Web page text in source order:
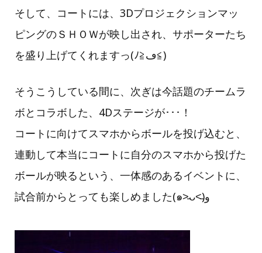
そして、コートには、3Dプロジェクションマッ
ピングのＳＨＯＷが映し出され、サポーターたち
を盛り上げてくれますっ(ﾉ≧ڡ≦)
そうこうしている間に、次ぎは今話題のチームラ
ボとコラボした、4Dステージが･･･！
コートに向けてスマホからボールを投げ込むと、
連動して本当にコートに自分のスマホから投げた
ボールが映るという、一体感のあるイベントに、
試合前からとっても楽しめました(๑˃̵ᴗ˂̵)و